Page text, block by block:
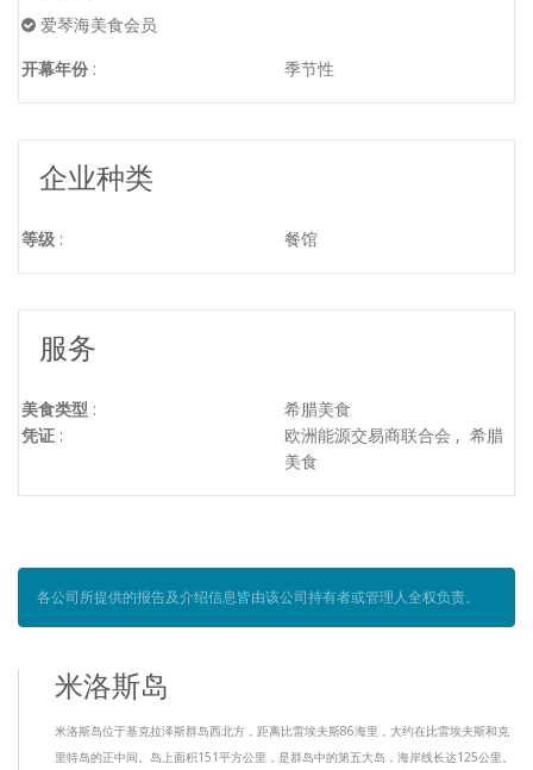
爱琴海美食会员
开幕年份 : 季节性
企业种类
等级 : 餐馆
服务
美食类型 :
希腊美食
凭证 :
欧洲能源交易商联合会 , 希腊
美食
各公司所提供的报告及介绍信息皆由该公司持有者或管理人全权负责。
米洛斯岛
米洛斯岛位于基克拉泽斯群岛西北方，距离比雷埃夫斯86海里，大约在比雷埃夫斯和克
里特岛的正中间。岛上面积151平方公里，是群岛中的第五大岛，海岸线长达125公里。